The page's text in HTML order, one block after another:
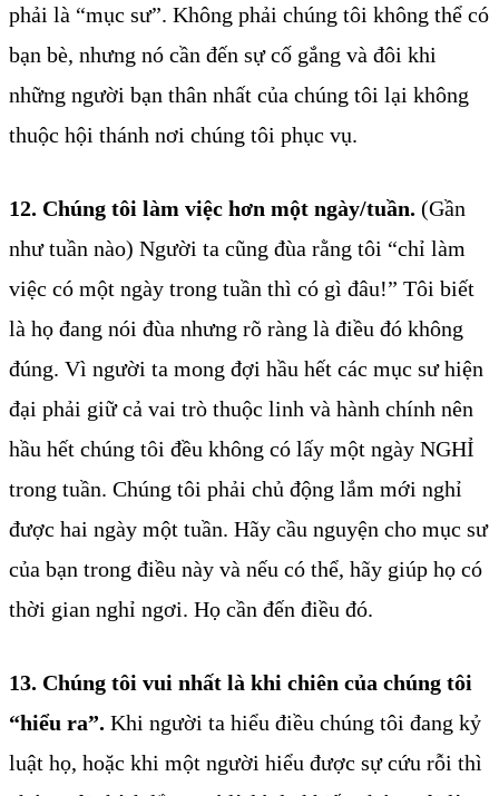
phải là “mục sư”. Không phải chúng tôi không thể có
bạn bè, nhưng nó cần đến sự cố gắng và đôi khi
những người bạn thân nhất của chúng tôi lại không
thuộc hội thánh nơi chúng tôi phục vụ.
12. Chúng tôi làm việc hơn một ngày/tuần. (Gần
như tuần nào) Người ta cũng đùa rằng tôi “chỉ làm
việc có một ngày trong tuần thì có gì đâu!” Tôi biết
là họ đang nói đùa nhưng rõ ràng là điều đó không
đúng. Vì người ta mong đợi hầu hết các mục sư hiện
đại phải giữ cả vai trò thuộc linh và hành chính nên
hầu hết chúng tôi đều không có lấy một ngày NGHỈ
trong tuần. Chúng tôi phải chủ động lắm mới nghỉ
được hai ngày một tuần. Hãy cầu nguyện cho mục sư
của bạn trong điều này và nếu có thể, hãy giúp họ có
thời gian nghỉ ngơi. Họ cần đến điều đó.
13. Chúng tôi vui nhất là khi chiên của chúng tôi
“hiểu ra”. Khi người ta hiểu điều chúng tôi đang kỷ
luật họ, hoặc khi một người hiểu được sự cứu rỗi thì